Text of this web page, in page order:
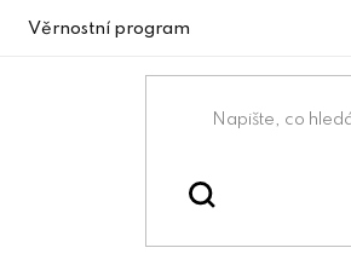
Věrnostní program